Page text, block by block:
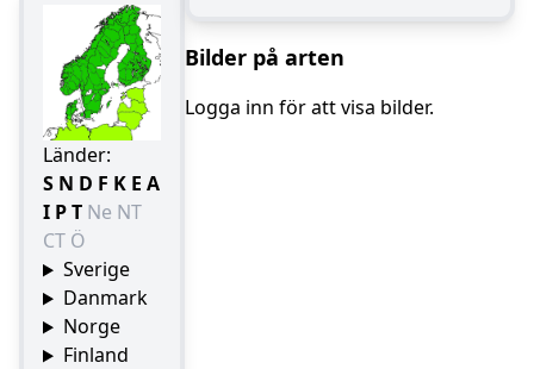
Länder:
S N D F K E A
I PT Ne NT
CT Ö
Sverige
Danmark
Norge
Finland
Bilder på arten
Logga inn för att visa bilder.